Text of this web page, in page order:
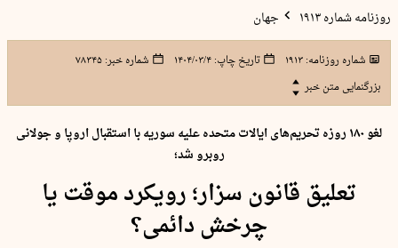
روزنامه شماره ۱۹۱۳ جهان
شماره روزنامه:۱۹۱۳ تاریخ چاپ:۱۴۰۴/۰۳/۴ شماره خبر:۷۸۳۴۵
بزرگنمایی متن خبر
لغو ۱۸۰ روزه تحریم‌های ایالات متحده علیه سوریه با استقبال اروپا و جولانی
روبرو شد؛
تعلیق قانون سزار؛ رویکرد موقت یا
چرخش دائمی؟